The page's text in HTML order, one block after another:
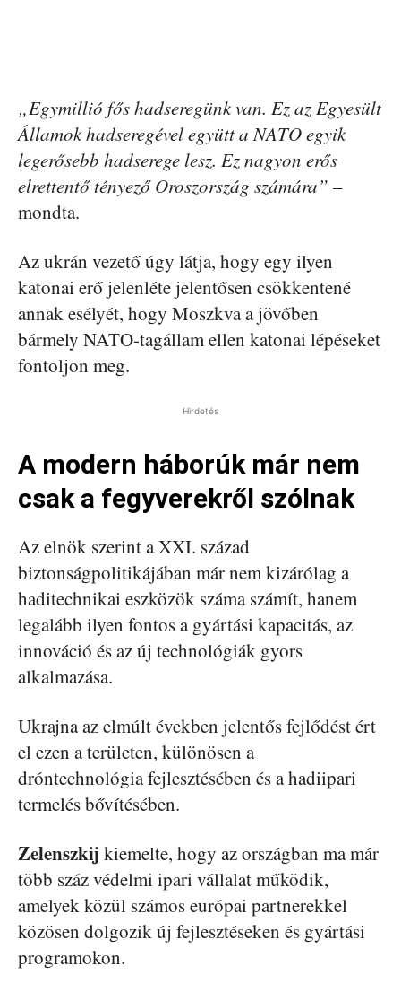
„Egymillió fős hadseregünk van. Ez az Egyesült
Államok hadseregével együtt a NATO egyik
legerősebb hadserege lesz. Ez nagyon erős
elrettentő tényező Oroszország számára” –
mondta.
Az ukrán vezető úgy látja, hogy egy ilyen
katonai erő jelenléte jelentősen csökkentené
annak esélyét, hogy Moszkva a jövőben
bármely NATO-tagállam ellen katonai lépéseket
fontoljon meg.
Hirdetés
A modern háborúk már nem
csak a fegyverekről szólnak
Az elnök szerint a XXI. század
biztonságpolitikájában már nem kizárólag a
haditechnikai eszközök száma számít, hanem
legalább ilyen fontos a gyártási kapacitás, az
innováció és az új technológiák gyors
alkalmazása.
Ukrajna az elmúlt években jelentős fejlődést ért
el ezen a területen, különösen a
dróntechnológia fejlesztésében és a hadiipari
termelés bővítésében.
Zelenszkij kiemelte, hogy az országban ma már
több száz védelmi ipari vállalat működik,
amelyek közül számos európai partnerekkel
közösen dolgozik új fejlesztéseken és gyártási
programokon.